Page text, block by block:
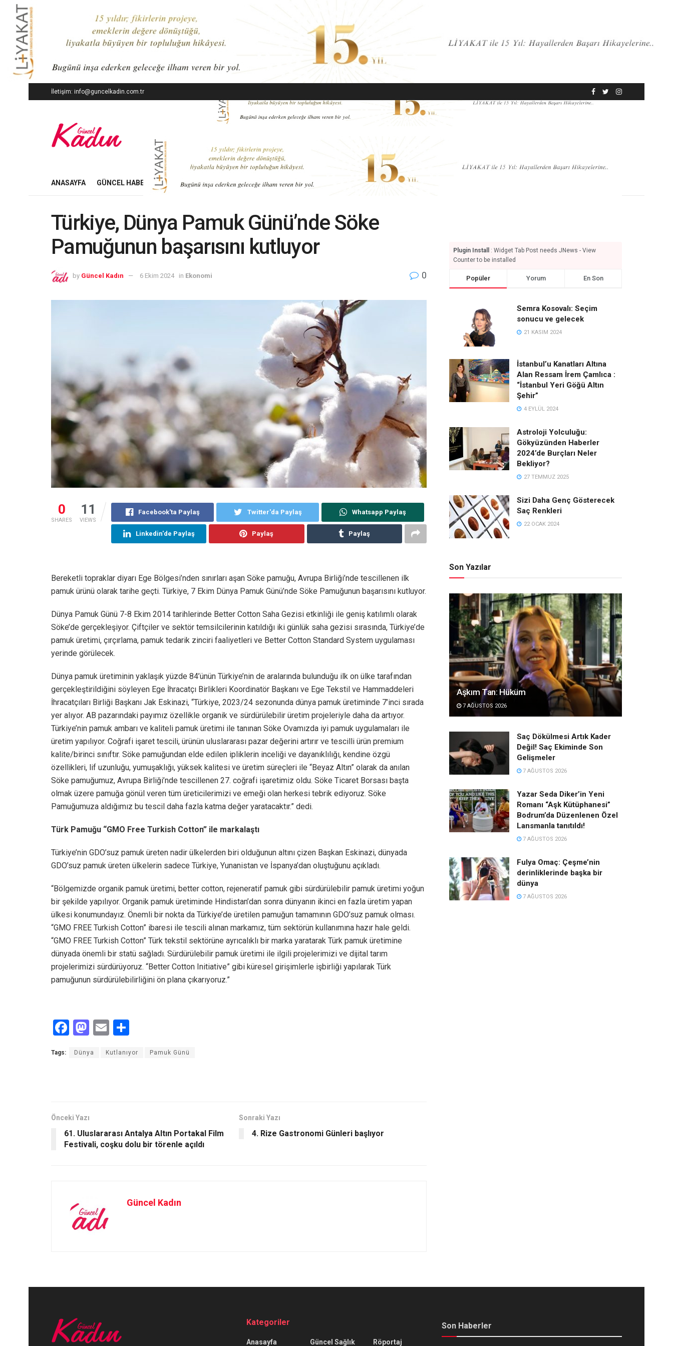
İletişim: info@guncelkadin.com.tr
ANASAYFA GÜNCEL HABERLER İŞ DÜNYASI EKONOMI MODA GÜZELLIK YAŞAM SANAT
Türkiye, Dünya Pamuk Günü’nde Söke
Pamuğunun başarısını kutluyor
by Güncel Kadın 6 Ekim 2024 in Ekonomi 0
0
SHARES
11
VIEWS
Facebook'ta Paylaş Twitter'da Paylaş Whatsapp Paylaş
Linkedin'de Paylaş Paylaş Paylaş
Bereketli topraklar diyarı Ege Bölgesi’nden sınırları aşan Söke pamuğu, Avrupa Birliği’nde tescillenen ilk
pamuk ürünü olarak tarihe geçti. Türkiye, 7 Ekim Dünya Pamuk Günü’nde Söke Pamuğunun başarısını kutluyor.
Dünya Pamuk Günü 7-8 Ekim 2014 tarihlerinde Better Cotton Saha Gezisi etkinliği ile geniş katılımlı olarak
Söke’de gerçekleşiyor. Çiftçiler ve sektör temsilcilerinin katıldığı iki günlük saha gezisi sırasında, Türkiye’de
pamuk üretimi, çırçırlama, pamuk tedarik zinciri faaliyetleri ve Better Cotton Standard System uygulaması
yerinde görülecek.
Dünya pamuk üretiminin yaklaşık yüzde 84’ünün Türkiye’nin de aralarında bulunduğu ilk on ülke tarafından
gerçekleştirildiğini söyleyen Ege İhracatçı Birlikleri Koordinatör Başkanı ve Ege Tekstil ve Hammaddeleri
İhracatçıları Birliği Başkanı Jak Eskinazi, “Türkiye, 2023/24 sezonunda dünya pamuk üretiminde 7’inci sırada
yer alıyor. AB pazarındaki payımız özellikle organik ve sürdürülebilir üretim projeleriyle daha da artıyor.
Türkiye’nin pamuk ambarı ve kaliteli pamuk üretimi ile tanınan Söke Ovamızda iyi pamuk uygulamaları ile
üretim yapılıyor. Coğrafi işaret tescili, ürünün uluslararası pazar değerini artırır ve tescilli ürün premium
kalite/birinci sınıftır. Söke pamuğundan elde edilen ipliklerin inceliği ve dayanıklılığı, kendine özgü
özellikleri, lif uzunluğu, yumuşaklığı, yüksek kalitesi ve üretim süreçleri ile “Beyaz Altın” olarak da anılan
Söke pamuğumuz, Avrupa Birliği’nde tescillenen 27. coğrafi işaretimiz oldu. Söke Ticaret Borsası başta
olmak üzere pamuğa gönül veren tüm üreticilerimizi ve emeği olan herkesi tebrik ediyoruz. Söke
Pamuğumuza aldığımız bu tescil daha fazla katma değer yaratacaktır.” dedi.
Türk Pamuğu “GMO Free Turkish Cotton” ile markalaştı
Türkiye’nin GDO’suz pamuk üreten nadir ülkelerden biri olduğunun altını çizen Başkan Eskinazi, dünyada
GDO’suz pamuk üreten ülkelerin sadece Türkiye, Yunanistan ve İspanya’dan oluştuğunu açıkladı.
“Bölgemizde organik pamuk üretimi, better cotton, rejeneratif pamuk gibi sürdürülebilir pamuk üretimi yoğun
bir şekilde yapılıyor. Organik pamuk üretiminde Hindistan’dan sonra dünyanın ikinci en fazla üretim yapan
ülkesi konumundayız. Önemli bir nokta da Türkiye’de üretilen pamuğun tamamının GDO’suz pamuk olması.
“GMO FREE Turkish Cotton” ibaresi ile tescili alınan markamız, tüm sektörün kullanımına hazır hale geldi.
“GMO FREE Turkish Cotton” Türk tekstil sektörüne ayrıcalıklı bir marka yaratarak Türk pamuk üretimine
dünyada önemli bir statü sağladı. Sürdürülebilir pamuk üretimi ile ilgili projelerimizi ve dijital tarım
projelerimizi sürdürüyoruz. “Better Cotton Initiative” gibi küresel girişimlerle işbirliği yapılarak Türk
pamuğunun sürdürülebilirliğini ön plana çıkarıyoruz.”
F
ce
k
M
st
E
ail ar
Tags: Dünya Kutlanıyor Pamuk Günü
Önceki Yazı
61. Uluslararası Antalya Altın Portakal Film
Festivali, coşku dolu bir törenle açıldı
Sonraki Yazı
4. Rize Gastronomi Günleri başlıyor
Güncel Kadın
Plugin Install
: Widget Tab Post needs JNews - View
Counter to be installed
Popüler Yorum En Son
Semra Kosovalı: Seçim
sonucu ve gelecek
21 KASIM 2024
İstanbul’u Kanatları Altına
Alan Ressam İrem Çamlıca :
“İstanbul Yeri Göğü Altın
Şehir”
4 EYLÜL 2024
Astroloji Yolculuğu:
Gökyüzünden Haberler
2024’de Burçları Neler
Bekliyor?
27 TEMMUZ 2025
Sizi Daha Genç Gösterecek
Saç Renkleri
22 OCAK 2024
Son Yazılar
Aşkım Tan: Hüküm
7 AĞUSTOS 2026
Saç Dökülmesi Artık Kader
Değil! Saç Ekiminde Son
Gelişmeler
7 AĞUSTOS 2026
Yazar Seda Diker’in Yeni
Romanı “Aşk Kütüphanesi”
Bodrum’da Düzenlenen Özel
Lansmanla tanıtıldı!
7 AĞUSTOS 2026
Fulya Omaç: Çeşme’nin
derinliklerinde başka bir
dünya
7 AĞUSTOS 2026
Kategoriler
Anasayfa Güncel Sağlık Röportaj
Son Haberler